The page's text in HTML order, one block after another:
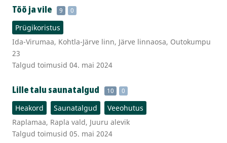
Töö ja vile 9 0
Prügikoristus
Ida-Virumaa, Kohtla-Järve linn, Järve linnaosa, Outokumpu
23
Talgud toimusid 04. mai 2024
Lille talu saunatalgud 10 0
Heakord Saunatalgud
Veeohutus
Raplamaa, Rapla vald, Juuru alevik
Talgud toimusid 05. mai 2024